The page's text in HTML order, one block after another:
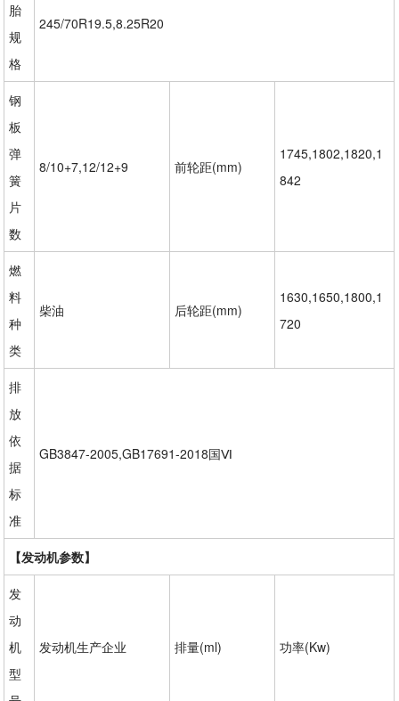
胎
规
格
245/70R19.5,8.25R20
钢
板
弹
簧
片
数
8/10+7,12/12+9 前轮距(mm)
1745,1802,1820,1
842
燃
料
种
类
柴油 后轮距(mm)
1630,1650,1800,1
720
排
放
依
据
标
准
GB3847-2005,GB17691-2018国Ⅵ
【发动机参数】
发
动
机
型
发动机生产企业 排量(ml) 功率(Kw)